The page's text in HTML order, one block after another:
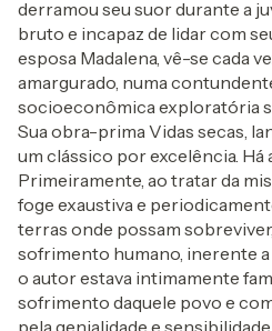
derramou seu suor durante a
bruto e incapaz de lidar com
esposa Madalena, vê-se cada
amargurado, numa
socioeconômica exploratória
Sua obra-prima Vidas secas,
um clássico por excelência. Há
Primeiramente, ao tratar da
foge exaustiva e
terras onde possam
sofrimento humano, inerente a
o autor estava intimamente
sofrimento daquele povo e
pela genialidade e